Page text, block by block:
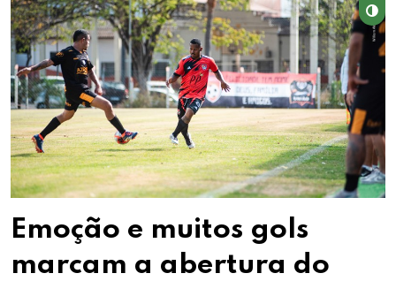
Emoção e muitos gols
marcam a abertura do